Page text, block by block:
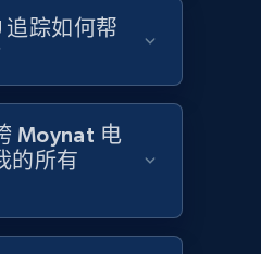
products by
Model number,
name, Manufacturer,
追踪如何帮
Moynat 电
的所有